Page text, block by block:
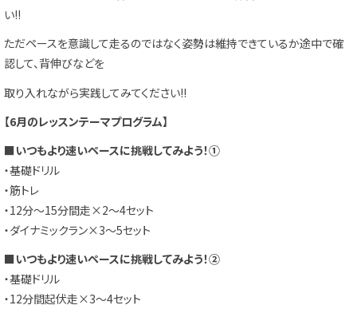
い!!
ただペースを意識して走るのではなく姿勢は維持できているか途中で確
認して、背伸びなどを
取り入れながら実践してみてください!!
【6月のレッスンテーマプログラム】
■いつもより速いペースに挑戦してみよう！①
・基礎ドリル
・筋トレ
・12分～15分間走×2～4セット
・ダイナミックラン×3～5セット
■いつもより速いペースに挑戦してみよう！②
・基礎ドリル
・12分間起伏走×3～4セット